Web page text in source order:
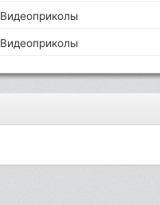
Видеоприколы
Видеоприколы